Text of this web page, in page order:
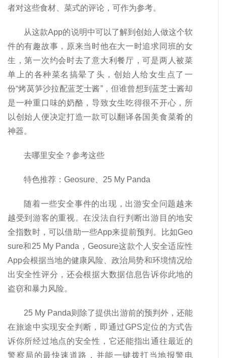
者对这些食材、菜式的评论，可作为参考。
从这款App的说明中可以了解到创始人做这个软
件的有趣故事，原来当时他在大一时追求同班的女
生，第一次约会时去了意大利餐厅，可是两人被菜
单上的各种菜名搞晕了头，创始人给女生点了一
份“烤莴笋沙拉配蓝芝士酱”，但谁曾想到蓝芝士酱却
是一种重口味的奶酪，导致女生吃得很不开心，所
以创始人便决定打造一款可以翻译各国美食菜肴的
神器。
去哪里安全？参考这些
特色推荐：Geosure、25 My Panda
随着一些安全事件的出现，出游安全问题越来
越受到游客的重视。在没法自行判断出游目的地安
全指数时，可以借助一些App来提前预判。比如Geo
sure和25 My Panda，Geosure这款个人安全适应性
App会根据当地的健康风险、政治局势和环境情况给
出安全性评分，还会根据大数据信息告诉你此地的
盗窃和暴力风险。
25 My Panda则除了提供出游前的预判外，还能
在旅途中实现安全判断，即通过GPS定位的方式告
诉你所经过地点的安全性，它还能指出通往最近的
警察局的最快速道路，并能一键拨打当地报警电